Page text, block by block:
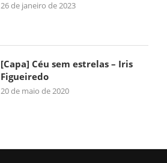
26 de janeiro de 2023
[Capa] Céu sem estrelas – Iris
Figueiredo
20 de maio de 2020